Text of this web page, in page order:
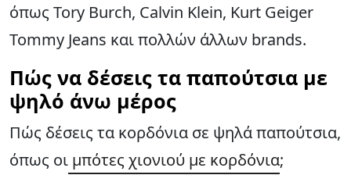
όπως Tory Burch, Calvin Klein, Kurt Geiger
Tommy Jeans και πολλών άλλων brands.
Πώς να δέσεις τα παπούτσια με
ψηλό άνω μέρος
Πώς δέσεις τα κορδόνια σε ψηλά παπούτσια,
όπως οι μπότες χιονιού με κορδόνια;